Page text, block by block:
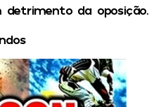
da oposição.